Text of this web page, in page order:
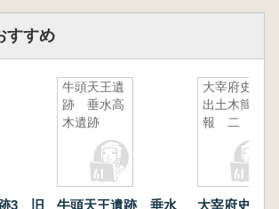
すすめ
3 旧
牛頭天王遺
跡 垂水高
木遺跡
牛頭天王遺跡 垂水
大宰府史跡
出土木簡概
報 二
大宰府史跡